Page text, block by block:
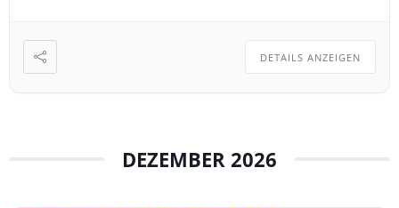
DETAILS ANZEIGEN
DEZEMBER 2026